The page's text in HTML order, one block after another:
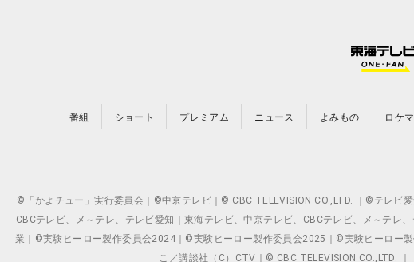
番組 ショート プレミアム ニュース よみもの ロケ
©「かよチュー」実行委員会｜©中京テレビ｜© CBC TELEVISION CO.,LTD. ｜©テレ
CBCテレビ、メ～テレ、テレビ愛知｜東海テレビ、中京テレビ、CBCテレビ、メ～テ
業｜©実験ヒーロー製作委員会2024｜©実験ヒーロー製作委員会2025｜©実験ヒーロー
こ／講談社（C）CTV｜© CBC TELEVISION CO.,LTD.